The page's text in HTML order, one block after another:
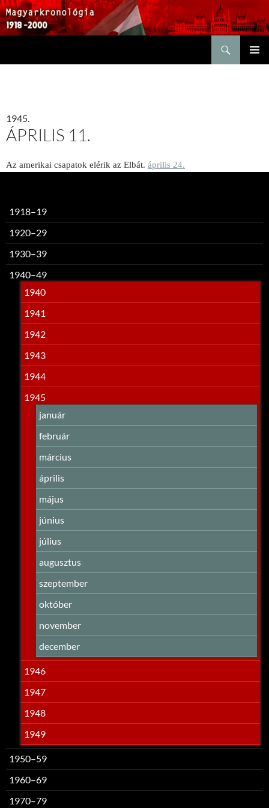
1945.
ÁPRILIS 11.
Az amerikai csapatok elérik az Elbát. április 24.
1918–19
1920–29
1930–39
1940–49
1940
1941
1942
1943
1944
1945
január
február
március
április
május
június
július
augusztus
szeptember
október
november
december
1946
1947
1948
1949
1950–59
1960–69
1970–79